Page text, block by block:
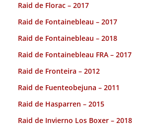
Raid de Florac – 2017
Raid de Fontainebleau – 2017
Raid de Fontainebleau – 2018
Raid de Fontainebleau FRA – 2017
Raid de Fronteira – 2012
Raid de Fuenteobejuna – 2011
Raid de Hasparren – 2015
Raid de Invierno Los Boxer – 2018